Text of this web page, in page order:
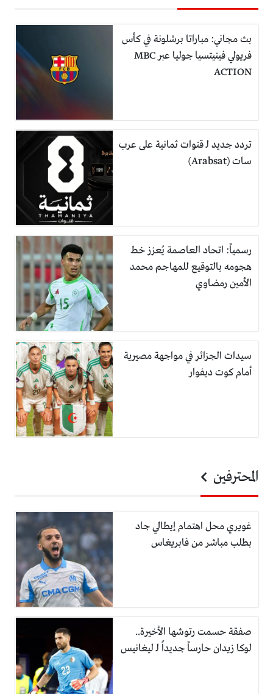
بث مجاني: مباراتا برشلونة في كأس
فريولي فينيتسيا جوليا عبر MBC
ACTION
تردد جديد لـ قنوات ثمانية على عرب
سات (Arabsat)
رسمياً: اتحاد العاصمة يُعزز خط
هجومه بالتوقيع للمهاجم محمد
الأمين رمضاوي
سيدات الجزائر في مواجهة مصيرية
أمام كوت ديفوار
المحترفين
غويري محل اهتمام إيطالي جاد
بطلب مباشر من فابريغاس
صفقة حسمت رتوشها الأخيرة..
لوكا زيدان حارساً جديداً لـ ليغانيس